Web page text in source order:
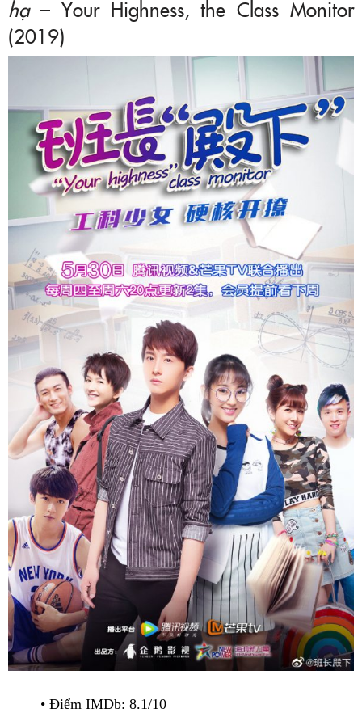
hạ– Your Highness, the Class Monitor
(2019)
• Điểm IMDb: 8.1/10